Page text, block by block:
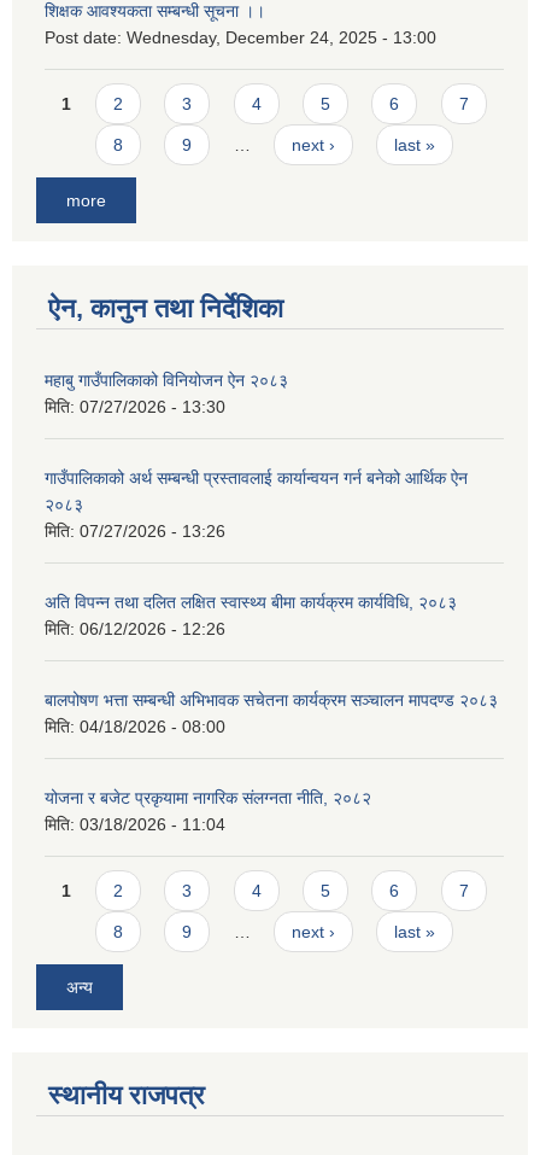
शिक्षक आवश्यकता सम्बन्धी सूचना ।।
Post date: Wednesday, December 24, 2025 - 13:00
Pages
1 2 3 4 5 6 7
8 9 next › last »
more
ऐन, कानुन तथा निर्देशिका
महाबु गाउँपालिकाको विनियोजन ऐन २०८३
मिति: 07/27/2026 - 13:30
गाउँपालिकाको अर्थ सम्बन्धी प्रस्तावलाई कार्यान्वयन गर्न बनेको आर्थिक ऐन
२०८३
मिति: 07/27/2026 - 13:26
अति विपन्न तथा दलित लक्षित स्वास्थ्य बीमा कार्यक्रम कार्यविधि, २०८३
मिति: 06/12/2026 - 12:26
बालपोषण भत्ता सम्बन्धी अभिभावक सचेतना कार्यक्रम सञ्चालन मापदण्ड २०८३
मिति: 04/18/2026 - 08:00
योजना र बजेट प्रकृयामा नागरिक संलग्नता नीति, २०८२
मिति: 03/18/2026 - 11:04
Pages
1 2 3 4 5 6 7
8 9 next › last »
अन्य
स्थानीय राजपत्र